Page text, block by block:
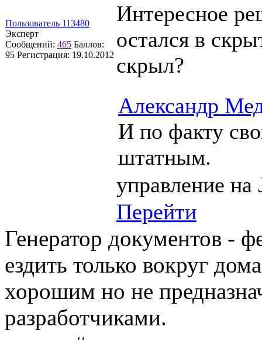
Пользователь 113480
Эксперт
Сообщений: 465 Баллов:
95 Регистрация: 19.10.2012
Интересное
остался в
скрыл?
Александр
И по факту
штатным.
управление на
Перейти
Генератор документов -
ездить только вокруг
хорошим но не
разработчиками.